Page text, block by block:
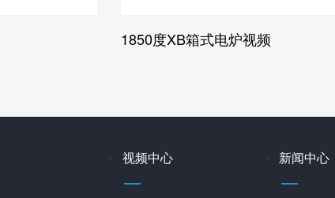
1850度XB箱式电炉视频
视频中心 新闻中心